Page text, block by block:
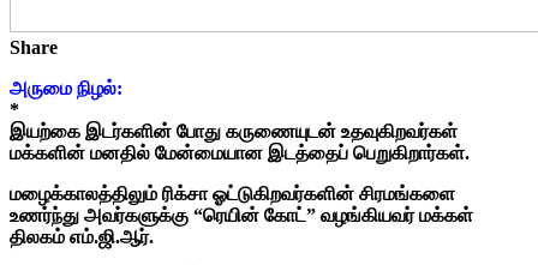
Share
அருமை நிழல்:
*
இயற்கை இடர்களின் போது கருணையுடன் உதவுகிறவர்கள்
மக்களின் மனதில் மேன்மையான இடத்தைப் பெறுகிறார்கள்.
மழைக்காலத்திலும் ரிக்சா ஓட்டுகிறவர்களின் சிரமங்களை
உணர்ந்து அவர்களுக்கு “ரெயின் கோட்” வழங்கியவர் மக்கள்
திலகம் எம்.ஜி.ஆர்.